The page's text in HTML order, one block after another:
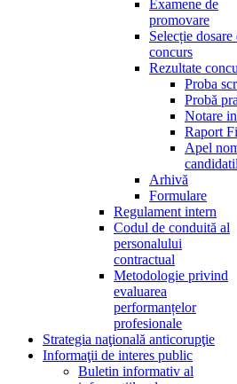
Examene de
promovare
Selecție dosare
concurs
Rezultate
Proba
Probă
Notare
Raport
Apel
Arhivă
Formulare
Regulament intern
Codul de conduită al
personalului
contractual
Metodologie privind
evaluarea
performanțelor
profesionale
Strategia naţională anticorupţie
Informaţii de interes public
Buletin informativ al